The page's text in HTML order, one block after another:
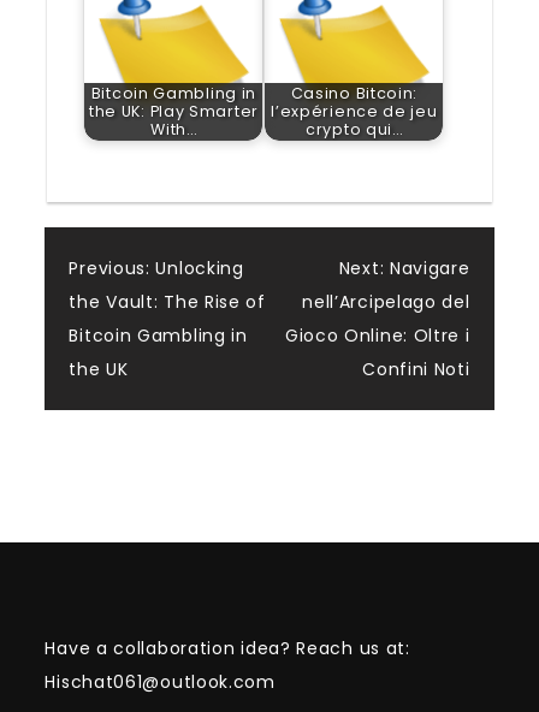
Bitcoin Gambling in
the UK: Play Smarter
With…
Casino Bitcoin:
l’expérience de jeu
crypto qui…
Post
navigation
Previous: Unlocking
the Vault: The Rise of
Bitcoin Gambling in
the UK
Next: Navigare
nell’Arcipelago del
Gioco Online: Oltre i
Confini Noti
Have a collaboration idea? Reach us at:
Hischat061@outlook.com